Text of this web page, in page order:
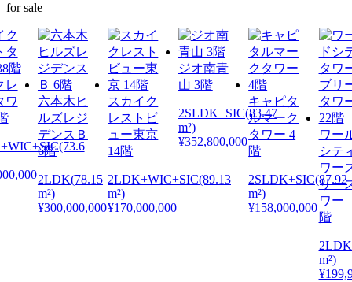
for sale
レ
ワ
六本木ヒ
ルズレジ
デンスＢ
6階
2LDK(78.15
m²)
¥300,000,000
スカイク
レストビ
ュー東京
14階
2LDK+WIC+SIC(89.13
m²)
¥170,000,000
ジオ南青
山 3階
2SLDK+SIC(83.47
m²)
¥352,800,000
キャピタ
ルマーク
タワー 4
階
2SLDK+SIC(87.92
m²)
¥158,000,000
ワー
シテ
ワー
リー
ワ
階
m²)